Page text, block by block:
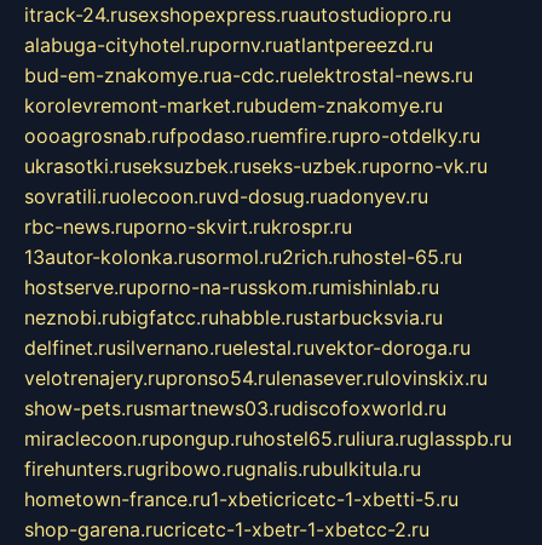
itrack-24.rusexshopexpress.ruautostudiopro.ru
alabuga-cityhotel.rupornv.ruatlantpereezd.ru
bud-em-znakomye.rua-cdc.ruelektrostal-news.ru
korolevremont-market.rubudem-znakomye.ru
oooagrosnab.rufpodaso.ruemfire.rupro-otdelky.ru
ukrasotki.ruseksuzbek.ruseks-uzbek.ruporno-vk.ru
sovratili.ruolecoon.ruvd-dosug.ruadonyev.ru
rbc-news.ruporno-skvirt.rukrospr.ru
13autor-kolonka.rusormol.ru2rich.ruhostel-65.ru
hostserve.ruporno-na-russkom.rumishinlab.ru
neznobi.rubigfatcc.ruhabble.rustarbucksvia.ru
delfinet.rusilvernano.ruelestal.ruvektor-doroga.ru
velotrenajery.rupronso54.rulenasever.rulovinskix.ru
show-pets.rusmartnews03.rudiscofoxworld.ru
miraclecoon.rupongup.ruhostel65.ruliura.ruglasspb.ru
firehunters.rugribowo.rugnalis.rubulkitula.ru
hometown-france.ru1-xbeticricetc-1-xbetti-5.ru
shop-garena.rucricetc-1-xbetr-1-xbetcc-2.ru